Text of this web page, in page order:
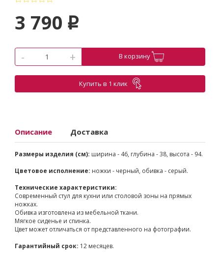
3 790 p
- + В корзину
Купить в 1 клик
Описание Доставка
Размеры изделия (см): ширина - 46, глубина - 38, высота - 94.
Цветовое исполнение: ножки - черный, обивка - серый.
Технические характеристики:
Современный стул для кухни или столовой зоны на прямых
ножках.
Обивка изготовлена из мебельной ткани.
Мягкое сиденье и спинка.
Цвет может отличаться от представленного на фотографии.
Гарантийный срок: 12 месяцев.